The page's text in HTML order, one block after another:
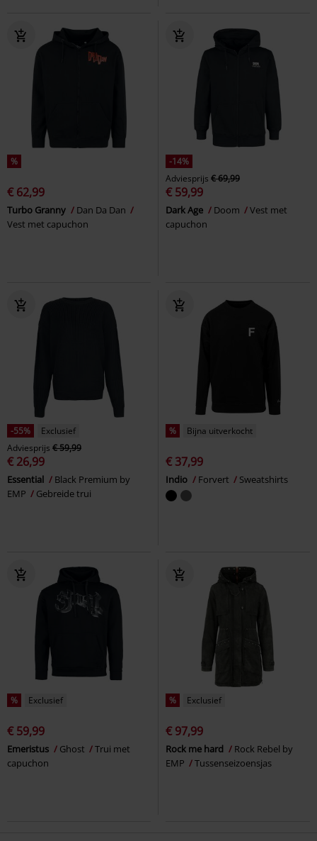
%
€ 62,99
Turbo Granny
Dan Da Dan
Vest met capuchon
-14%
Adviesprijs € 69,99
€ 59,99
Dark Age Doom
Vest met
capuchon
-55%
Exclusief
Adviesprijs € 59,99
€ 26,99
Essential
Black Premium by
EMP
Gebreide trui
% Bijna uitverkocht
€ 37,99
Indio Forvert Sweatshirts
% Exclusief
€ 59,99
Emeristus Ghost
Trui met
capuchon
% Exclusief
€ 97,99
Rock me hard
Rock Rebel by
EMP
Tussenseizoensjas